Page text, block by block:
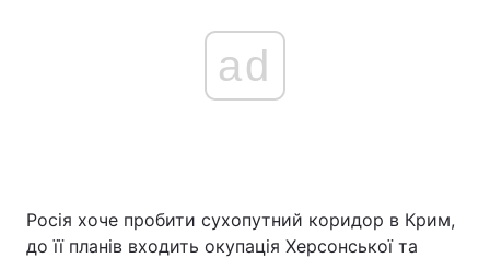
Головна
ad
Росія хоче пробити сухопутний коридор в Крим,
до її планів входить окупація Херсонської та